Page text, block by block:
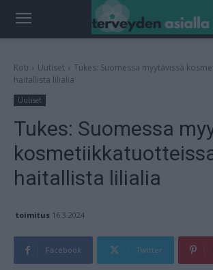
Koti Uutiset
Tukes: Suomessa myytävissä
haitallista lilialia
Uutiset
Tukes: Suomessa
haitallista lilialia
toimitus 16.3.2024
Facebook Twitter